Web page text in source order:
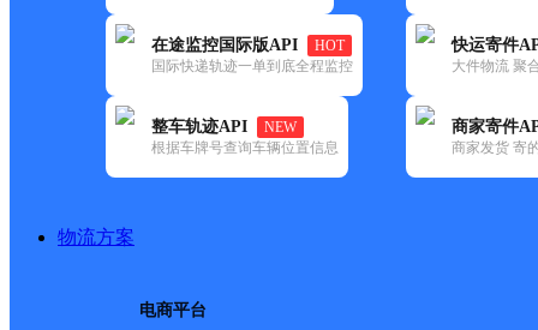
在途监控国际版API
HOT
国际快递轨迹一单到底全程监控
整车轨迹API
NEW
根据车牌号查询车辆位置信息
快运寄件
大件物流 聚
商家寄件
商家发货 寄
物流方案
电商平台
中通
吕梁文水县
更新时间：2022-07-14 00:00:00
所属快递：中通快递
所属区域：山西省-吕梁市-文水县
网点地址：新汽车站北60米路西新起点训练场院
网点负责人：